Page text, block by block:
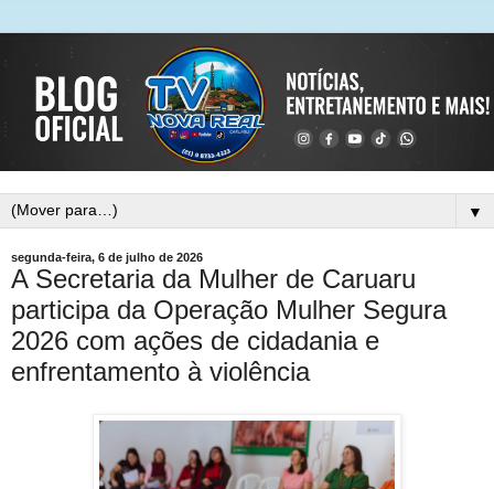
▼
segunda-feira, 6 de julho de 2026
A Secretaria da Mulher de Caruaru
participa da Operação Mulher Segura
2026 com ações de cidadania e
enfrentamento à violência